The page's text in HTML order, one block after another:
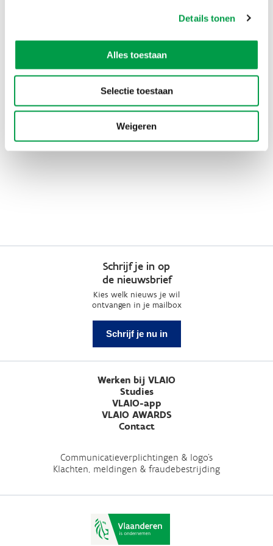
Details tonen
Alles toestaan
Selectie toestaan
Weigeren
Schrijf je in op
de nieuwsbrief
Kies welk nieuws je wil
ontvangen in je mailbox
Schrijf je nu in
Werken bij VLAIO
Studies
VLAIO-app
VLAIO AWARDS
Contact
Communicatieverplichtingen & logo's
Klachten, meldingen & fraudebestrijding